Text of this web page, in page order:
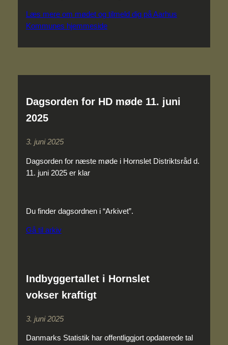
Læs mere om mødet og tilmeld dig på Aarhus
Kommunes hjemmeside
Dagsorden for HD møde 11. juni
2025
3. juni 2025
Dagsorden for næste møde i Hornslet Distriktsråd d.
11. juni 2025 er klar
Du finder dagsordnen i “Arkivet”.
Gå til arkiv
Indbyggertallet i Hornslet
vokser kraftigt
3. juni 2025
Danmarks Statistik har offentliggjort opdaterede tal